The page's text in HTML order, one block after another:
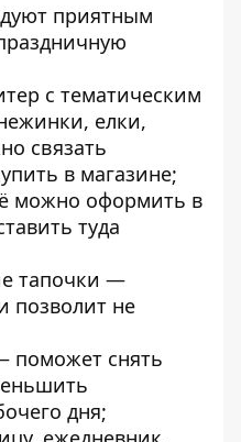
приятным
с тематическим
елки,
связать
в магазине;
можно оформить в
туда
тапочки —
позволит не
поможет снять
дня;